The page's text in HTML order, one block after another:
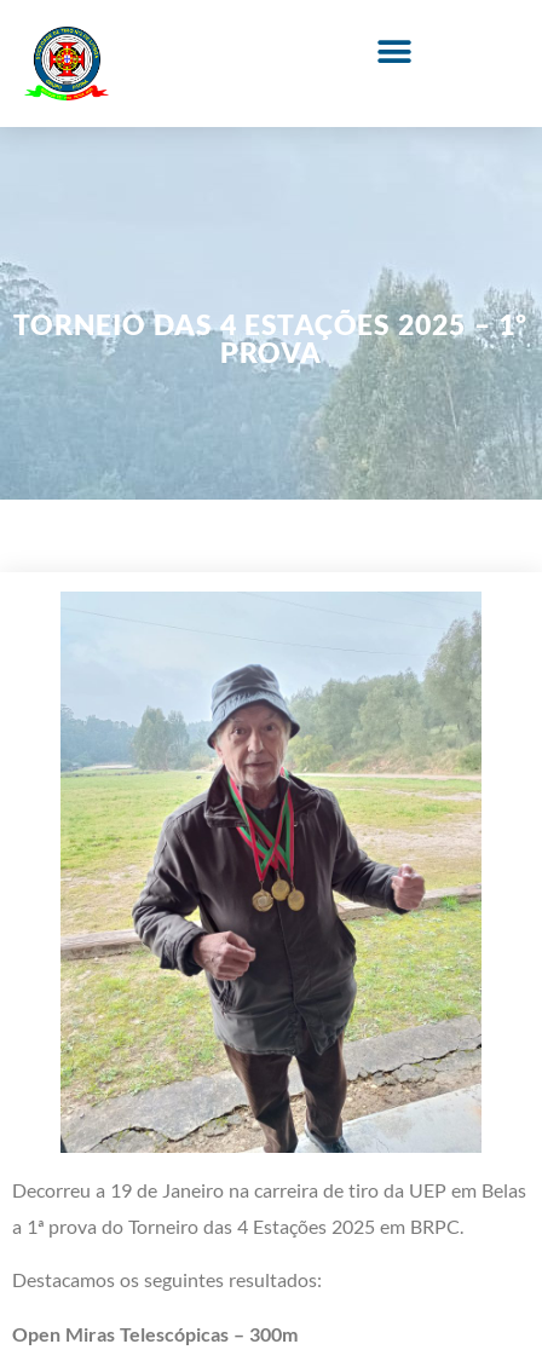
TORNEIO DAS 4 ESTAÇÕES 2025 – 1º
PROVA
Decorreu a 19 de Janeiro na carreira de tiro da UEP em Belas
a 1ª prova do Torneiro das 4 Estações 2025 em BRPC.
Destacamos os seguintes resultados:
Open Miras Telescópicas – 300m